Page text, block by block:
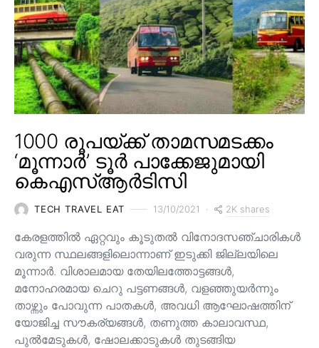
1000 രൂപയ്ക്ക് താമസമടക്കം
‘മൂന്നാർ’ ടൂർ പാക്കേജുമായി
കെഎസ്ആർടിസി
TECH TRAVEL EAT 13/10/2021 2K shares
കേരളത്തിൽ ഏറ്റവും കൂടുതൽ വിനോദസഞ്ചാരികൾ
വരുന്ന സ്ഥലങ്ങളിലൊന്നാണ് ഇടുക്കി ജില്ലയിലെ
മൂന്നാർ. വിശാലമായ തേയിലത്തോട്ടങ്ങള്‍,
മനോഹരമായ ചെറു പട്ടണങ്ങള്‍, വളഞ്ഞുയര്‍ന്നും
താഴ്ന്നും പോവുന്ന പാതകള്‍, അവധി ആഘോഷത്തിന്
യോജിച്ച സൗകര്യങ്ങള്‍, തണുത്ത കാലാവസ്ഥ,
പുൽമേടുകൾ, ഷോലക്കാടുകൾ തുടങ്ങിയ